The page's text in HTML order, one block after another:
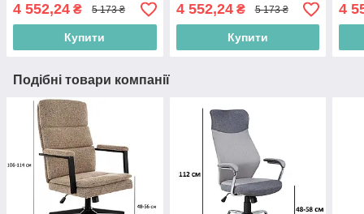
4 552,24 ₴ 5 173 ₴
Купити
4 552,24₴ 5 173 ₴
Купити
4
Подібні товари компанії